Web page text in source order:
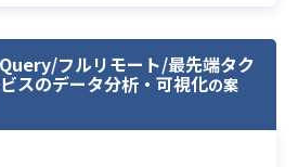
導入作業は終わっているた
の設定をできる方を探し
ます。
フルリモート/最先端タク
スのデータ分析・可視化の案